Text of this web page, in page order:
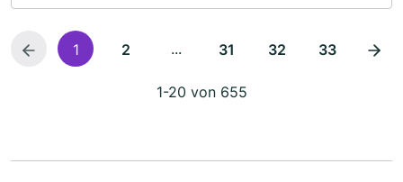
1 2 ... 31 32 33
1-20 von 655